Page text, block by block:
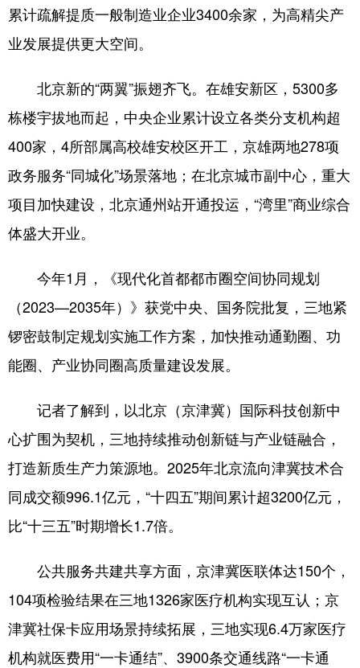
地方频道
北京 天津
辽宁 吉林 上海 江苏
浙江 安徽 福建 江西
山东 河南 湖北 湖南
广东 广西 海南 重庆
四川 贵州 云南 西藏
新疆 内蒙古 黑龙江
多语种频道
Русский язык 日本語 한국어
Deutsch Português
累计疏解提质一般制造业企业3400余家，为高精尖产
业发展提供更大空间。
北京新的“两翼”振翅齐飞。在雄安新区，5300多
栋楼宇拔地而起，中央企业累计设立各类分支机构超
400家，4所部属高校雄安校区开工，京雄两地278项
政务服务“同城化”场景落地；在北京城市副中心，重大
项目加快建设，北京通州站开通投运，“湾里”商业综合
体盛大开业。
今年1月，《现代化首都都市圈空间协同规划
（2023—2035年）》获党中央、国务院批复，三地紧
锣密鼓制定规划实施工作方案，加快推动通勤圈、功
能圈、产业协同圈高质量建设发展。
记者了解到，以北京（京津冀）国际科技创新中
心扩围为契机，三地持续推动创新链与产业链融合，
打造新质生产力策源地。2025年北京流向津冀技术合
同成交额996.1亿元，“十四五”期间累计超3200亿元，
比“十三五”时期增长1.7倍。
公共服务共建共享方面，京津冀医联体达150个，
104项检验结果在三地1326家医疗机构实现互认；京
津冀社保卡应用场景持续拓展，三地实现6.4万家医疗
机构就医费用“一卡通结”、3900条交通线路“一卡通